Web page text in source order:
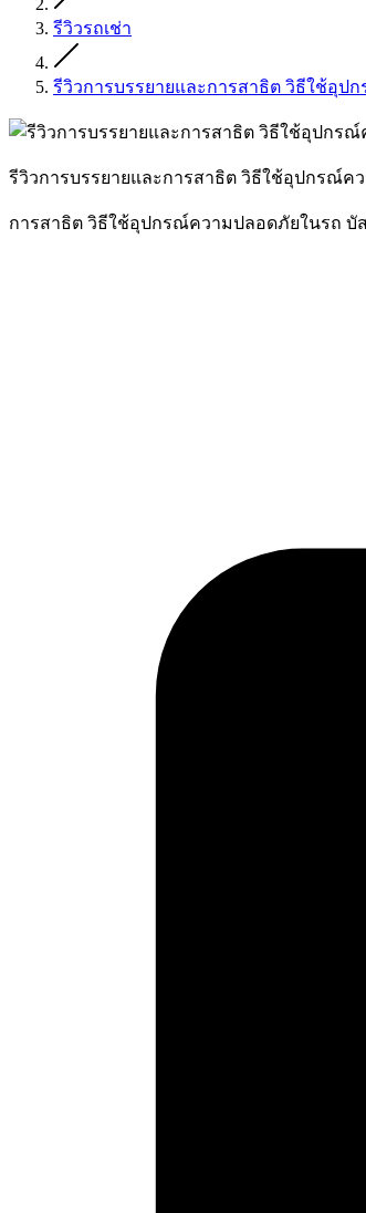
รีวิวรถเช่า
รีวิวการบรรยายและการสาธิต วิธีใช้อุป
รีวิวการบรรยายและการสาธิต วิธีใช้อุปกรณ์ค
การสาธิต วิธีใช้อุปกรณ์ความปลอดภัยในรถ บัส